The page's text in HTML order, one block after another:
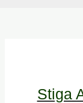
Stiga